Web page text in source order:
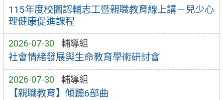
115年度校園認輔志工暨親職教育線上講－兒少心
理健康促進課程
2026-07-30 輔導組
社會情緒發展與生命教育學術研討會
2026-07-30 輔導組
【親職教育】傾聽6部曲